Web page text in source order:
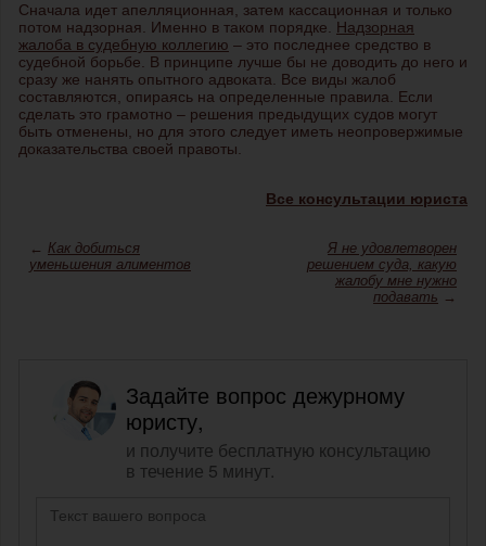
Сначала идет апелляционная, затем кассационная и только
потом надзорная. Именно в таком порядке. Надзорная
жалоба в судебную коллегию – это последнее средство в
судебной борьбе. В принципе лучше бы не доводить до него и
сразу же нанять опытного адвоката. Все виды жалоб
составляются, опираясь на определенные правила. Если
сделать это грамотно – решения предыдущих судов могут
быть отменены, но для этого следует иметь неопровержимые
доказательства своей правоты.
Все консультации юриста
← Как добиться
уменьшения алиментов
Я не удовлетворен
решением суда, какую
жалобу мне нужно
подавать →
Задайте вопрос дежурному
юристу,
и получите бесплатную консультацию
в течение 5 минут.